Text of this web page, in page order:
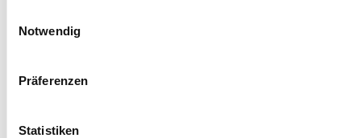
Notwendig
Präferenzen
Statistiken